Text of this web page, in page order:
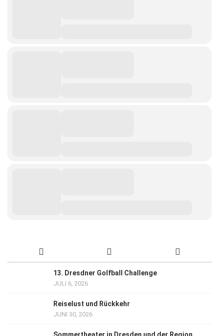
13. Dresdner Golfball Challenge
JULI 6, 2026
Reiselust und Rückkehr
JUNI 30, 2026